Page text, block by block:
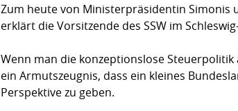
Zum heute von Ministerpräsidentin Simonis
erklärt die Vorsitzende des SSW im
Wenn man die konzeptionslose
ein Armutszeugnis, dass ein kleines
Perspektive zu geben.